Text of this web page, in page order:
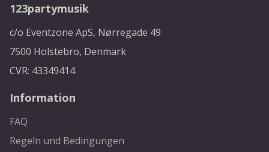
123partymusik
c/o Eventzone ApS, Nørregade 49
7500 Holstebro, Denmark
CVR: 43349414
Information
FAQ
Regeln und Bedingungen